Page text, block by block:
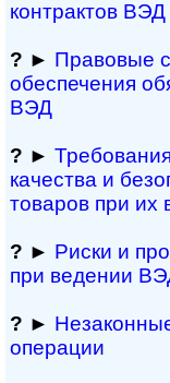
контрактов ВЭД
? ► Правовые
обеспечения
ВЭД
? ►
качества и
товаров при их
? ► Риски и
при ведении
? ►
операции